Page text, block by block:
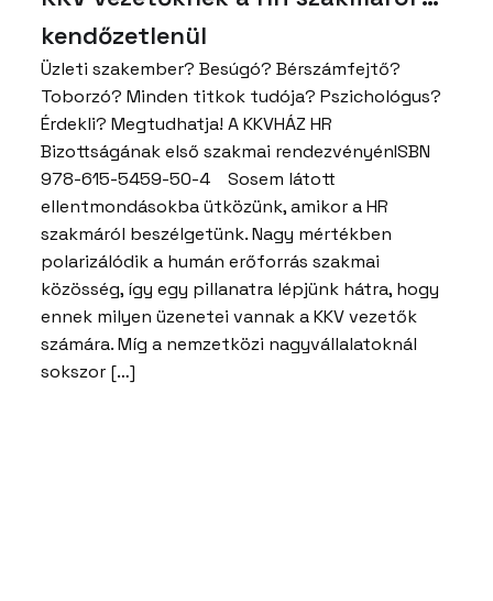
kendőzetlenül
Üzleti szakember? Besúgó? Bérszámfejtő?
Toborzó? Minden titkok tudója? Pszichológus?
Érdekli? Megtudhatja! A KKVHÁZ HR
Bizottságának első szakmai rendezvényénISBN
978-615-5459-50-4 Sosem látott
ellentmondásokba ütközünk, amikor a HR
szakmáról beszélgetünk. Nagy mértékben
polarizálódik a humán erőforrás szakmai
közösség, így egy pillanatra lépjünk hátra, hogy
ennek milyen üzenetei vannak a KKV vezetők
számára. Míg a nemzetközi nagyvállalatoknál
sokszor […]